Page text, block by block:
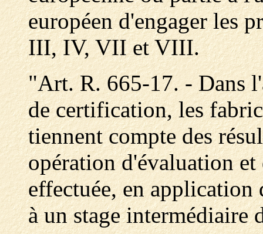
européen d'engager les
III, IV, VII et VIII.
"Art. R. 665-17. - Dans
de certification, les
tiennent compte des
opération d'évaluation
effectuée, en
à un stage intermédiaire